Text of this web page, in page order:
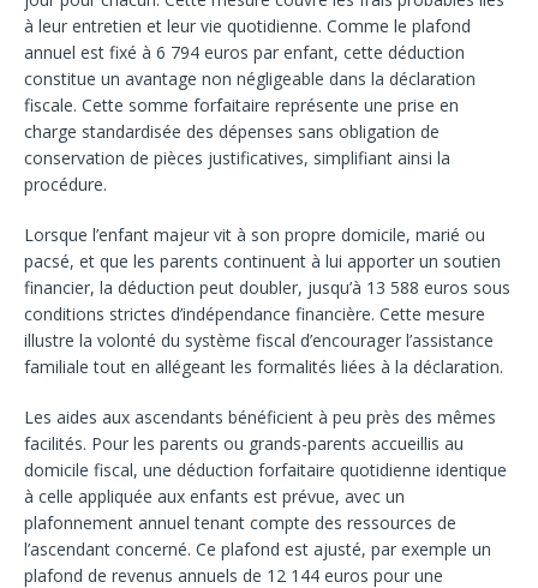
à leur entretien et leur vie quotidienne. Comme le plafond
annuel est fixé à 6 794 euros par enfant, cette déduction
constitue un avantage non négligeable dans la déclaration
fiscale. Cette somme forfaitaire représente une prise en
charge standardisée des dépenses sans obligation de
conservation de pièces justificatives, simplifiant ainsi la
procédure.
Lorsque l’enfant majeur vit à son propre domicile, marié ou
pacsé, et que les parents continuent à lui apporter un soutien
financier, la déduction peut doubler, jusqu’à 13 588 euros sous
conditions strictes d’indépendance financière. Cette mesure
illustre la volonté du système fiscal d’encourager l’assistance
familiale tout en allégeant les formalités liées à la déclaration.
Les aides aux ascendants bénéficient à peu près des mêmes
facilités. Pour les parents ou grands-parents accueillis au
domicile fiscal, une déduction forfaitaire quotidienne identique
à celle appliquée aux enfants est prévue, avec un
plafonnement annuel tenant compte des ressources de
l’ascendant concerné. Ce plafond est ajusté, par exemple un
plafond de revenus annuels de 12 144 euros pour une